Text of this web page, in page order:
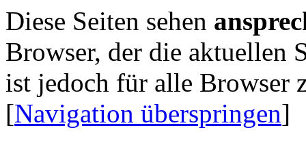
Diese Seiten sehen
Browser, der die aktuellen
ist jedoch für alle Browser
[Navigation überspringen]